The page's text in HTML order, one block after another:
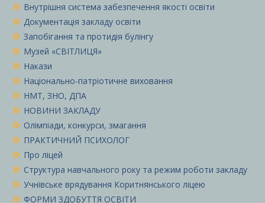
Внутрішня система забезпечення якості освіти
Документація закладу освіти
Запобігання та протидія булінгу
Музей «СВІТЛИЦЯ»
Накази
Національно-патріотичне виховання
НМТ, ЗНО, ДПА
НОВИНИ ЗАКЛАДУ
Олімпіади, конкурси, змагання
ПРАКТИЧНИЙ ПСИХОЛОГ
Про ліцей
Структура навчального року та режим роботи закладу
Учнівське врядування Коритнянського ліцею
ФОРМИ ЗДОБУТТЯ ОСВІТИ